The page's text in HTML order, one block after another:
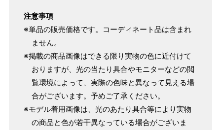
注意事項
※単品の販売価格です。コーディネート品は含まれ
ません。
※掲載の商品画像はできる限り実物の色に近付けて
おりますが、光の当たり具合やモニターなどの閲
覧環境によって、実際の色味と異なって見える場
合がございます。予めご了承ください。
※モデル着用画像は、光のあたり具合等により実物
の商品と色が若干異なっている場合がございま